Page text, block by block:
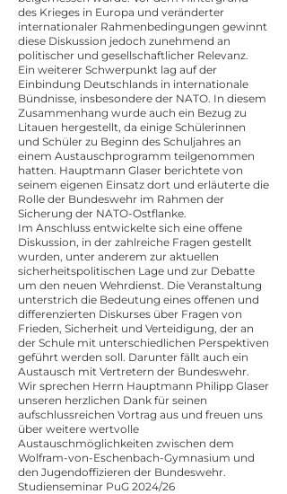
des Krieges in Europa und veränderter
internationaler Rahmenbedingungen gewinnt
diese Diskussion jedoch zunehmend an
politischer und gesellschaftlicher Relevanz.
Ein weiterer Schwerpunkt lag auf der
Einbindung Deutschlands in internationale
Bündnisse, insbesondere der NATO. In diesem
Zusammenhang wurde auch ein Bezug zu
Litauen hergestellt, da einige Schülerinnen
und Schüler zu Beginn des Schuljahres an
einem Austauschprogramm teilgenommen
hatten. Hauptmann Glaser berichtete von
seinem eigenen Einsatz dort und erläuterte die
Rolle der Bundeswehr im Rahmen der
Sicherung der NATO-Ostflanke.
Im Anschluss entwickelte sich eine offene
Diskussion, in der zahlreiche Fragen gestellt
wurden, unter anderem zur aktuellen
sicherheitspolitischen Lage und zur Debatte
um den neuen Wehrdienst. Die Veranstaltung
unterstrich die Bedeutung eines offenen und
differenzierten Diskurses über Fragen von
Frieden, Sicherheit und Verteidigung, der an
der Schule mit unterschiedlichen Perspektiven
geführt werden soll. Darunter fällt auch ein
Austausch mit Vertretern der Bundeswehr.
Wir sprechen Herrn Hauptmann Philipp Glaser
unseren herzlichen Dank für seinen
aufschlussreichen Vortrag aus und freuen uns
über weitere wertvolle
Austauschmöglichkeiten zwischen dem
Wolfram-von-Eschenbach-Gymnasium und
den Jugendoffizieren der Bundeswehr.
Studienseminar PuG 2024/26